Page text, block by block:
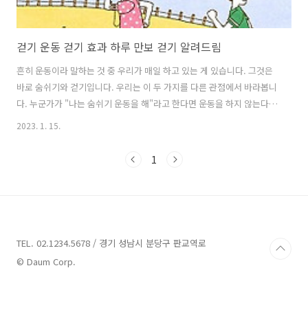
걷기 운동 걷기 효과 하루 만보 걷기 알려드림
흔히 운동이라 말하는 것 중 우리가 매일 하고 있는 게 있습니다. 그것은
바로 숨쉬기와 걷기입니다. 우리는 이 두 가지를 다른 관점에서 바라봅니
다. 누군가가 "나는 숨쉬기 운동을 해"라고 한다면 운동을 하지 않는다는
뜻으로 받아들입니다. 반면에, 누군가 "나는 매일 걷고 있어"라고 한다면
즉, 일반적으로 걷기는 운동으로 셍각합니다. 걷기에 대한 정보도 너무나
2023. 1. 15.
1
TEL. 02.1234.5678 / 경기 성남시 분당구 판교역로
© Daum Corp.